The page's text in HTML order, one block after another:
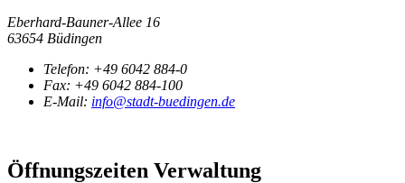
Eberhard-Bauner-Allee 16
63654 Büdingen
Telefon: +49 6042 884-0
Fax: +49 6042 884-100
E-Mail: info@stadt-buedingen.de
Öffnungszeiten Verwaltung